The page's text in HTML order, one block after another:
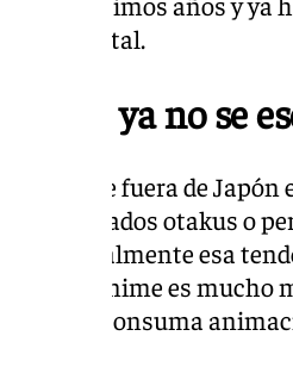
digital.
anime ya no se
el anime fuera de
los llamados otakus o
Pero actualmente esa
por el anime es
persona consuma